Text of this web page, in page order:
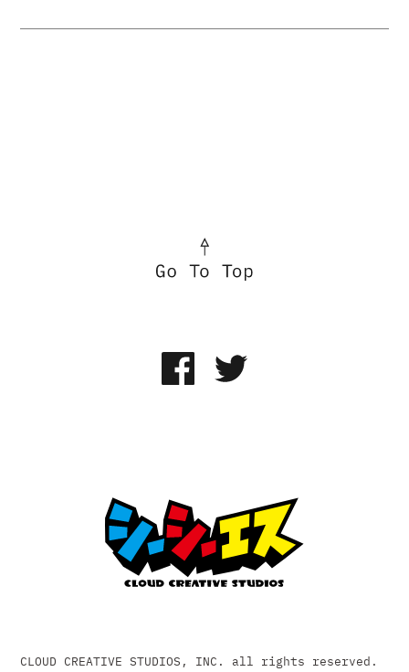
CLOUD CREATIVE STUDIOS, INC. all rights reserved.